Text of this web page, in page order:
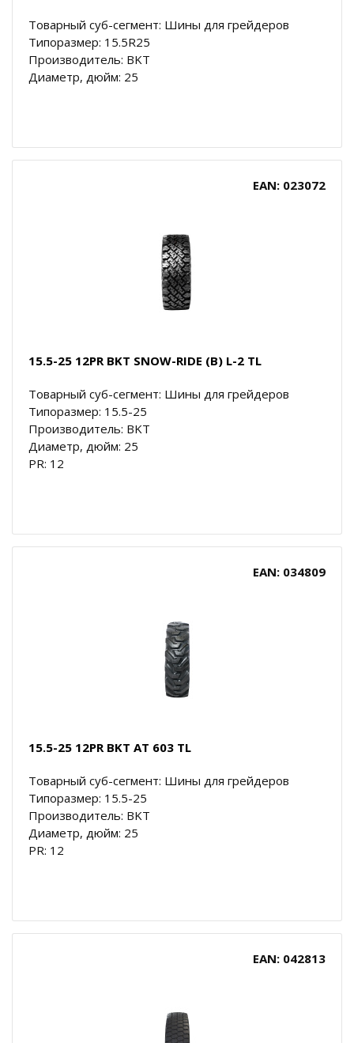
Товарный суб-сегмент: Шины для грейдеров
Типоразмер: 15.5R25
Производитель: BKT
Диаметр, дюйм: 25
EAN: 023072
15.5-25 12PR BKT SNOW-RIDE (B) L-2 TL
Товарный суб-сегмент: Шины для грейдеров
Типоразмер: 15.5-25
Производитель: BKT
Диаметр, дюйм: 25
PR: 12
EAN: 034809
15.5-25 12PR BKT AT 603 TL
Товарный суб-сегмент: Шины для грейдеров
Типоразмер: 15.5-25
Производитель: BKT
Диаметр, дюйм: 25
PR: 12
EAN: 042813